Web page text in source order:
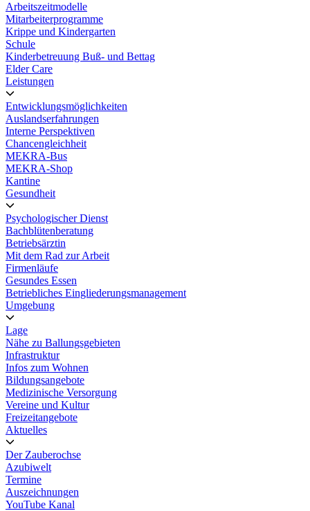
Arbeitszeitmodelle
Mitarbeiterprogramme
Krippe und Kindergarten
Schule
Kinderbetreuung Buß- und Bettag
Elder Care
Leistungen
Entwicklungsmöglichkeiten
Auslandserfahrungen
Interne Perspektiven
Chancengleichheit
MEKRA-Bus
MEKRA-Shop
Kantine
Gesundheit
Psychologischer Dienst
Bachblütenberatung
Betriebsärztin
Mit dem Rad zur Arbeit
Firmenläufe
Gesundes Essen
Betriebliches Eingliederungsmanagement
Umgebung
Lage
Nähe zu Ballungsgebieten
Infrastruktur
Infos zum Wohnen
Bildungsangebote
Medizinische Versorgung
Vereine und Kultur
Freizeitangebote
Aktuelles
Der Zauberochse
Azubiwelt
Termine
Auszeichnungen
YouTube Kanal